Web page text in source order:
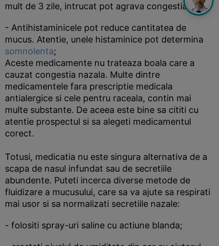
mult de 3 zile, intrucat pot agrava congestia;
- Antihistaminicele pot reduce cantitatea de
mucus. Atentie, unele histaminice pot determina
somnolenta;
Aceste medicamente nu trateaza boala care a
cauzat congestia nazala. Multe dintre
medicamentele fara prescriptie medicala
antialergice si cele pentru raceala, contin mai
multe substante. De aceea este bine sa cititi cu
atentie prospectul si sa alegeti medicamentul
corect.
Totusi, medicatia nu este singura alternativa de a
scapa de nasul infundat sau de secretiile
abundente. Puteti incerca diverse metode de
fluidizare a mucusului, care sa va ajute sa respirati
mai usor si sa normalizati secretiile nazale:
- folositi spray-uri saline cu actiune blanda;